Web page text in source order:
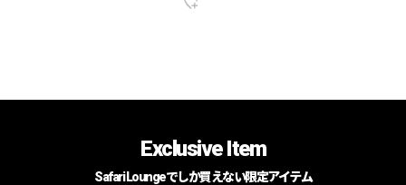
Exclusive Item
Safari Loungeでしか買えない限定アイテム